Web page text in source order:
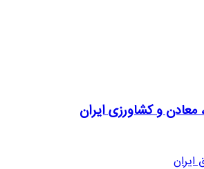
معادن و کشاورزی ایران
ایران